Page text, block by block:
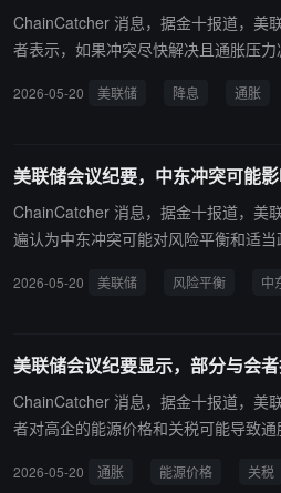
ChainCatcher 消息，据金十报道，美
者表示，如果冲突尽快解决且通胀压
2026-05-20 美联储 降息 通胀
美联储会议纪要，中东冲突可能
ChainCatcher 消息，据金十报道，美
遍认为中东冲突可能对风险平衡和适当
2026-05-20 美联储 风险平衡 中
美联储会议纪要显示，部分与会
ChainCatcher 消息，据金十报道，美
者对高企的能源价格和关税可能导致
2026-05-20 通胀 能源价格 关税